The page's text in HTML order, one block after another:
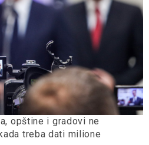
opštine i gradovi ne
treba dati milione